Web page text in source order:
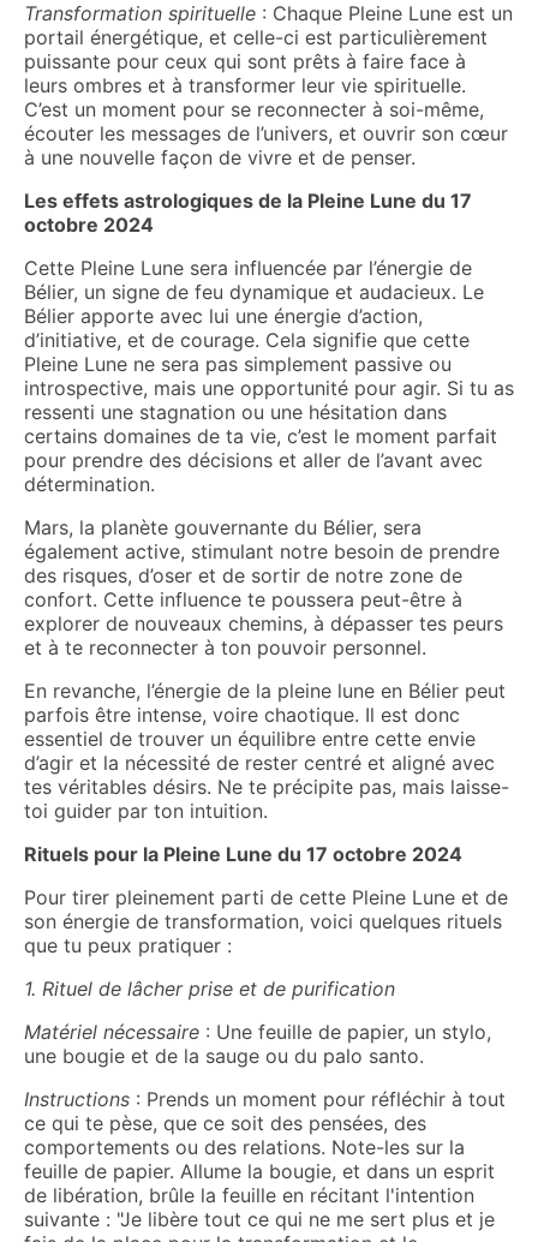
Transformation spirituelle : Chaque Pleine Lune est un
portail énergétique, et celle-ci est particulièrement
puissante pour ceux qui sont prêts à faire face à
leurs ombres et à transformer leur vie spirituelle.
C’est un moment pour se reconnecter à soi-même,
écouter les messages de l’univers, et ouvrir son cœur
à une nouvelle façon de vivre et de penser.
Les effets astrologiques de la Pleine Lune du 17
octobre 2024
Cette Pleine Lune sera influencée par l’énergie de
Bélier, un signe de feu dynamique et audacieux. Le
Bélier apporte avec lui une énergie d’action,
d’initiative, et de courage. Cela signifie que cette
Pleine Lune ne sera pas simplement passive ou
introspective, mais une opportunité pour agir. Si tu as
ressenti une stagnation ou une hésitation dans
certains domaines de ta vie, c’est le moment parfait
pour prendre des décisions et aller de l’avant avec
détermination.
Mars, la planète gouvernante du Bélier, sera
également active, stimulant notre besoin de prendre
des risques, d’oser et de sortir de notre zone de
confort. Cette influence te poussera peut-être à
explorer de nouveaux chemins, à dépasser tes peurs
et à te reconnecter à ton pouvoir personnel.
En revanche, l’énergie de la pleine lune en Bélier peut
parfois être intense, voire chaotique. Il est donc
essentiel de trouver un équilibre entre cette envie
d’agir et la nécessité de rester centré et aligné avec
tes véritables désirs. Ne te précipite pas, mais laisse-
toi guider par ton intuition.
Rituels pour la Pleine Lune du 17 octobre 2024
Pour tirer pleinement parti de cette Pleine Lune et de
son énergie de transformation, voici quelques rituels
que tu peux pratiquer :
1. Rituel de lâcher prise et de purification
Matériel nécessaire : Une feuille de papier, un stylo,
une bougie et de la sauge ou du palo santo.
Instructions : Prends un moment pour réfléchir à tout
ce qui te pèse, que ce soit des pensées, des
comportements ou des relations. Note-les sur la
feuille de papier. Allume la bougie, et dans un esprit
de libération, brûle la feuille en récitant l'intention
suivante : "Je libère tout ce qui ne me sert plus et je